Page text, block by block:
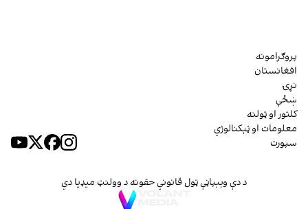
پروګرامونه
افغانستان
نړۍ
ښځې
کلتور او ټولنه
معلومات او ټېکنالوژي
سپورت
د دې وېبپاڼې ټول قانوني حقونه د وولنټ میډیا دي